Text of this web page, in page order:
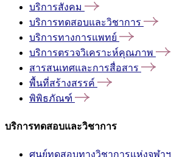
บริการสังคม
บริการทดสอบและวิชาการ
บริการทางการแพทย์
บริการตรวจวิเคราะห์คุณภาพ
สารสนเทศและการสื่อสาร
พื้นที่สร้างสรรค์
พิพิธภัณฑ์
บริการทดสอบและวิชาการ
ศูนย์ทดสอบทางวิชาการแห่งจุฬาฯ